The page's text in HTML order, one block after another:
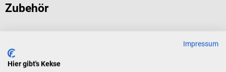
Zubehör
TM-2450 Langzeitblutdruckmessgerät Impressum
Hier gibt's Kekse